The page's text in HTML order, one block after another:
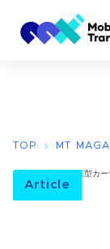
TOP MT
Article